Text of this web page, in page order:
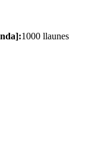
1000 llaunes